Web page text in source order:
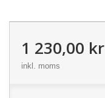
1 230,00 kr
inkl. moms